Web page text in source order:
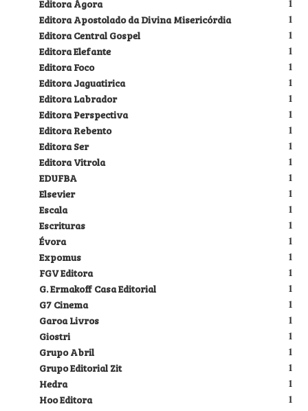
1
Editora Ágora
1
Editora Apostolado da Divina Misericórdia
1
Editora Central Gospel
1
Editora Elefante
1
Editora Foco
1
Editora Jaguatirica
1
Editora Labrador
1
Editora Perspectiva
1
Editora Rebento
1
Editora Ser
1
Editora Vitrola
1
EDUFBA
1
Elsevier
1
Escala
1
Escrituras
1
Évora
1
Expomus
1
FGV Editora
1
G. Ermakoff Casa Editorial
1
G7 Cinema
1
Garoa Livros
1
Giostri
1
Grupo Abril
1
Grupo Editorial Zit
1
Hedra
1
Hoo Editora